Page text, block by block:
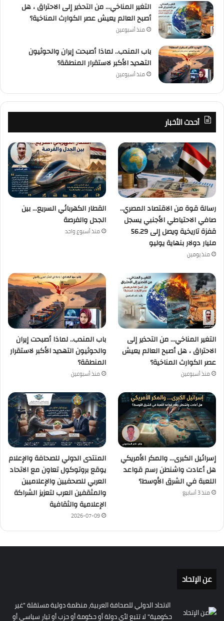
التغير المناخي… من التحذير إلى الاحتراق ، هل
أصبح العالم يعيش عصر الكوارث المناخية؟
منذ أسبوعين
باب المندب.. لماذا أصبحت إيران والحوثيون
التهديد الأكبر لاستقرار المنطقة؟
منذ أسبوعين
أحدث الأخبار
رسالة قوة من الاقتصاد المصري..
صافي الاحتياطي الأجنبي يسجل
قفزة تاريخية ويصل إلى 56.29
مليار دولار بنهاية يوليو
منذ يومين
القطار الكهربائي السريع… بين
الجدل والفرصة
منذ أسبوع واحد
التغير المناخي… من التحذير إلى
الاحتراق ، هل أصبح العالم يعيش
عصر الكوارث المناخية؟
منذ أسبوعين
باب المندب.. لماذا أصبحت إيران
والحوثيون التهديد الأكبر لاستقرار
المنطقة؟
منذ أسبوعين
إسرائيل الكبرى… والمكر الأمريكي
هل أعادت واشنطن رسم قواعد
اللعبة في الشرق الأوسط؟
منذ 3 أسابيع
المنتدى الدولي للصحافة والإعلام
يوقع بروتوكول تعاون مع الاتحاد
العربي للصحفيين والإعلاميين
والمثقفين العرب لتعزيز الشراكة
الإعلامية والثقافية
2026-07-09
عن الإتحاد
الاتحاد الدولي للصحافة العربية، منظمة دولية مستقلة "غير
حكومية" لا تتبع لأي دولة أو حكومة أو حزب أو تيار سياسي أو